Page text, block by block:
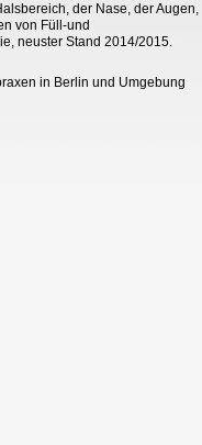
der Nase, der Augen,
von Füll-und
neuster Stand 2014/2015.
in Berlin und Umgebung